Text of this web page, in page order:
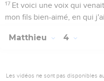
Jésus lui dit : Il est encore
Seigneur ton Dieu".
Le diable le transporte
9 et lui dit : Je te donnerai